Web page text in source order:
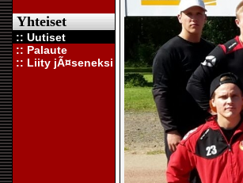
Yhteiset
:: Uutiset
:: Palaute
:: Liity jÃ¤seneksi